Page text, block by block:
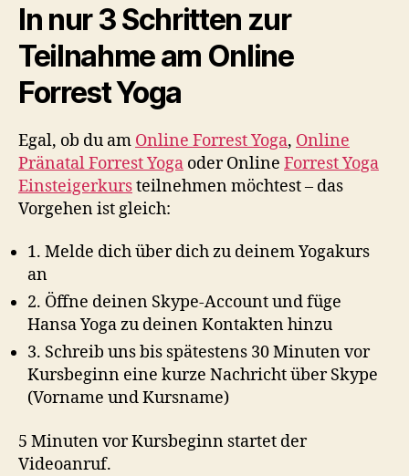
In nur 3 Schritten zur
Teilnahme am Online
Forrest Yoga
Egal, ob du am Online Forrest Yoga, Online
Pränatal Forrest Yoga oder Online Forrest Yoga
Einsteigerkursteilnehmen möchtest – das
Vorgehen ist gleich:
1. Melde dich über dich zu deinem Yogakurs
an
2. Öffne deinen Skype-Account und füge
Hansa Yoga zu deinen Kontakten hinzu
3. Schreib uns bis spätestens 30 Minuten vor
Kursbeginn eine kurze Nachricht über Skype
(Vorname und Kursname)
5 Minuten vor Kursbeginn startet der
Videoanruf.